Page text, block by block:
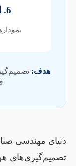
6. ارائه و مستندسازی
هدف:
دنیای مهندسی
تصمیم‌گیری‌های